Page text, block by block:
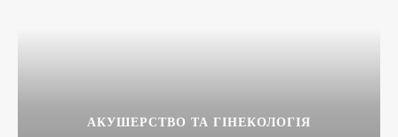
АКУШЕРСТВО ТА ГІНЕКОЛОГІЯ